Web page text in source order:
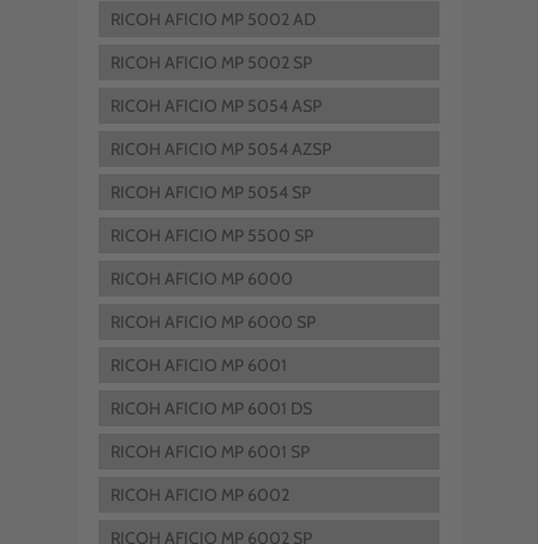
RICOH AFICIO MP 5002 AD
RICOH AFICIO MP 5002 SP
RICOH AFICIO MP 5054 ASP
RICOH AFICIO MP 5054 AZSP
RICOH AFICIO MP 5054 SP
RICOH AFICIO MP 5500 SP
RICOH AFICIO MP 6000
RICOH AFICIO MP 6000 SP
RICOH AFICIO MP 6001
RICOH AFICIO MP 6001 DS
RICOH AFICIO MP 6001 SP
RICOH AFICIO MP 6002
RICOH AFICIO MP 6002 SP